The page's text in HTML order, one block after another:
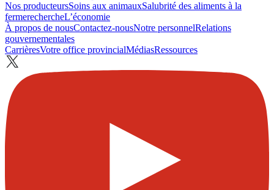
Nos producteursSoins aux animauxSalubrité des aliments à la
fermerechercheL’économie
À propos de nousContactez-nousNotre personnelRelations
gouvernementales
CarrièresVotre office provincialMédiasRessources